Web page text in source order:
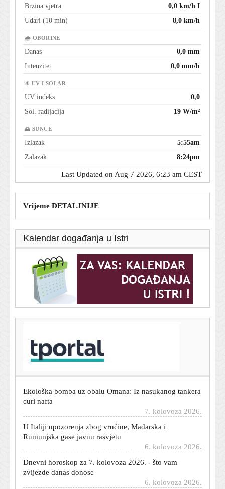
Brzina vjetra
0,0 km/h I
Udari (10 min)
8,0 km/h
🌧 OBORINE
Danas
0,0 mm
Intenzitet
0,0 mm/h
☀ UV I SOLAR
UV indeks
0,0
Sol. radijacija
19 W/m²
🌅 SUNCE
Izlazak
5:55am
Zalazak
8:24pm
Last Updated on Aug 7 2026, 6:23 am CEST
Vrijeme DETALJNIJE
Kalendar događanja u Istri
'Gospić je naš dom' traži hitnu sanaciju, trajni nadzor
vode i tla te ostavke upletenih
curi nafta
Rumunjska gase javnu rasvjetu
zvijezde danas donose